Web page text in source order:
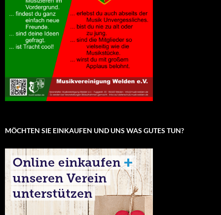
MÖCHTEN SIE EINKAUFEN UND UNS WAS GUTES TUN?